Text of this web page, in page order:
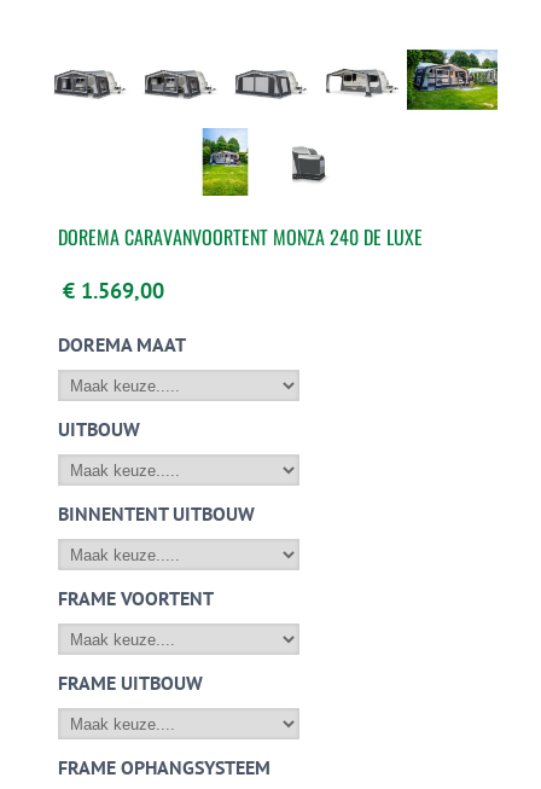
DOREMA CARAVANVOORTENT MONZA 240 DE LUXE
€ 1.569,00
DOREMA MAAT
UITBOUW
BINNENTENT UITBOUW
FRAME VOORTENT
FRAME UITBOUW
FRAME OPHANGSYSTEEM